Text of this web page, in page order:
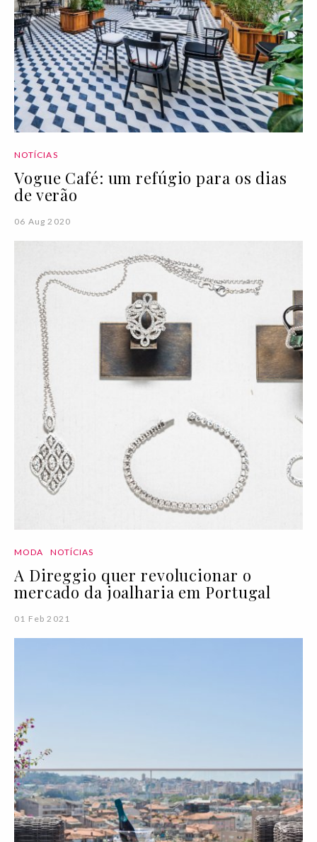
NOTÍCIAS
Vogue Café: um refúgio para os dias
de verão
06 Aug 2020
MODA NOTÍCIAS
A Direggio quer revolucionar o
mercado da joalharia em Portugal
01 Feb 2021